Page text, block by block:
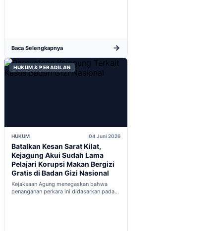
Baca Selengkapnya
HUKUM & PERADILAN
HUKUM 04 Juni 2026
Batalkan Kesan Sarat Kilat,
Kejagung Akui Sudah Lama
Pelajari Korupsi Makan Bergizi
Gratis di Badan Gizi Nasional
Kejaksaan Agung menegaskan bahwa
penanganan perkara ini didasarkan pada